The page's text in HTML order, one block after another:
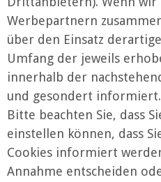
Werbepartnern
über den Einsatz
Umfang der jeweils
innerhalb der
und gesondert informiert.
Bitte beachten Sie, dass
einstellen können, dass
Cookies informiert
Annahme entscheiden